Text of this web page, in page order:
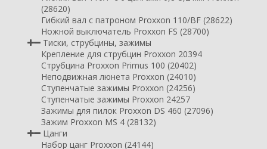
(28620)
Гибкий вал с патроном Proxxon 110/BF (28622)
Ножной выключатель Proxxon FS (28700)
Тиски, струбцины, зажимы
Крепление для струбцин Proxxon 20394
Струбцина Proxxon Primus 100 (20402)
Неподвижная люнета Proxxon (24010)
Ступенчатые зажимы Proxxon (24256)
Ступенчатые зажимы Proxxon 24257
Зажимы для пилок Proxxon DS 460 (27096)
Зажим Proxxon MS 4 (28132)
Цанги
Набор цанг Proxxon (24144)